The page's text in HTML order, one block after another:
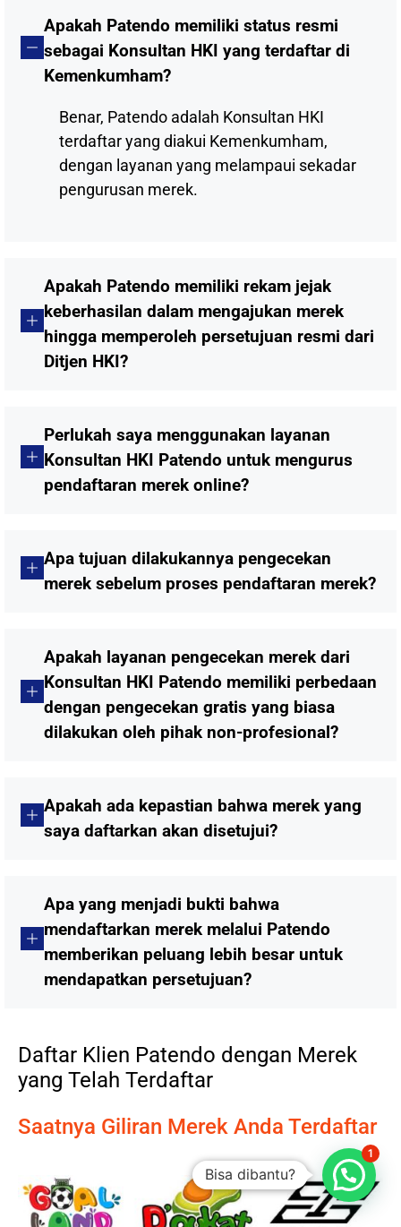
Apakah Patendo memiliki status resmi
sebagai Konsultan HKI yang terdaftar di
Kemenkumham?
Benar, Patendo adalah Konsultan HKI
terdaftar yang diakui Kemenkumham,
dengan layanan yang melampaui sekadar
pengurusan merek.
Apakah Patendo memiliki rekam jejak
keberhasilan dalam mengajukan merek
hingga memperoleh persetujuan resmi dari
Ditjen HKI?
Perlukah saya menggunakan layanan
Konsultan HKI Patendo untuk mengurus
pendaftaran merek online?
Apa tujuan dilakukannya pengecekan
merek sebelum proses pendaftaran merek?
Apakah layanan pengecekan merek dari
Konsultan HKI Patendo memiliki perbedaan
dengan pengecekan gratis yang biasa
dilakukan oleh pihak non-profesional?
Apakah ada kepastian bahwa merek yang
saya daftarkan akan disetujui?
Apa yang menjadi bukti bahwa
mendaftarkan merek melalui Patendo
memberikan peluang lebih besar untuk
mendapatkan persetujuan?
Daftar Klien Patendo dengan Merek
yang Telah Terdaftar
Saatnya Giliran Merek Anda Terdaftar
Bisa dibantu?
1